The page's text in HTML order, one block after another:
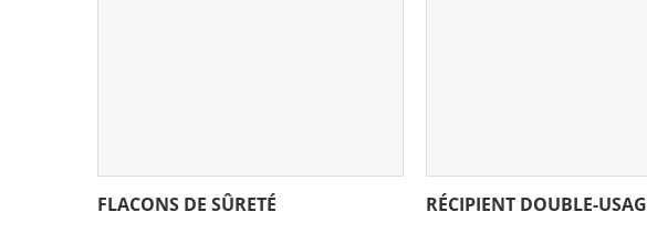
FLACONS DE SÛRETÉ RÉCIPIENT DOUBLE-